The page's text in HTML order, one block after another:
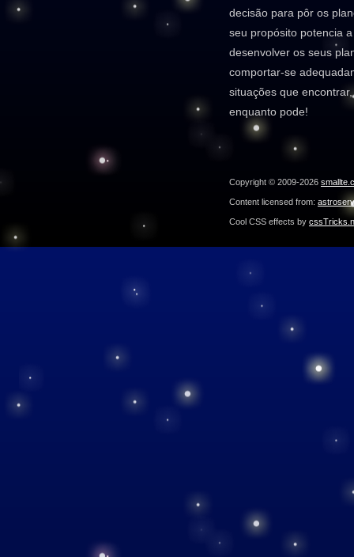
decisão para pôr os
seu propósito potencia
desenvolver os seus
comportar-se
situações que
enquanto pode!
Copyright © 2009-2026
Content licensed from:
Cool CSS effects by